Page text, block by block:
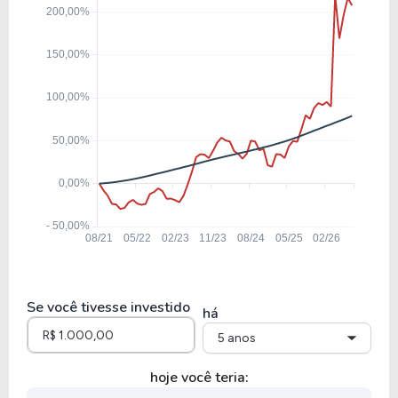
BRSR6
ABCB4
BAZA3
0,49 11,77%
Se você tivesse investido há
5 anos
hoje você teria: